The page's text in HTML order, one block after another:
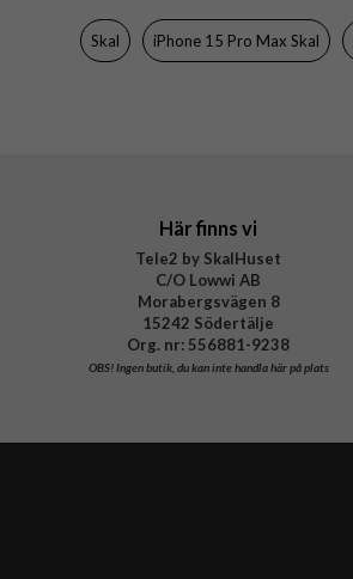
Färg
Material
Skal iPhone 15 Pro Max Skal
Här finns vi
Tele2 by SkalHuset
C/O Lowwi AB
Morabergsvägen 8
15242 Södertälje
Org. nr: 556881-9238
OBS!Ingen butik, du kan inte handla här på plats